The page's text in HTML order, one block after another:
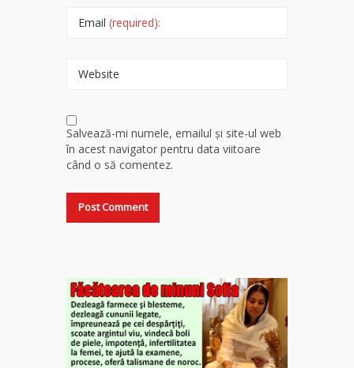
Email (required):
Website
Salvează-mi numele, emailul și site-ul web
în acest navigator pentru data viitoare
când o să comentez.